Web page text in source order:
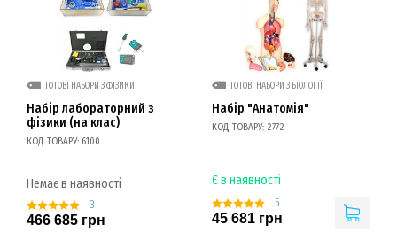
ГОТОВІ НАБОРИ З ФІЗИКИ
Набір лабораторний з
фізики (на клас)
КОД ТОВАРУ: 6100
Немає в наявності
3
466 685 грн
ГОТОВІ НАБОРИ З БІОЛОГІЇ
Набір "Анатомія"
КОД ТОВАРУ: 2772
Є в наявності
5
45 681 грн